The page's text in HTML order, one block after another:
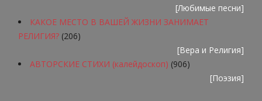
[Любимые песни]
КАКОЕ МЕСТО В ВАШЕЙ ЖИЗНИ ЗАНИМАЕТ
РЕЛИГИЯ? (206)
[Вера и Религия]
АВТОРСКИЕ СТИХИ (калейдоскоп) (906)
[Поэзия]